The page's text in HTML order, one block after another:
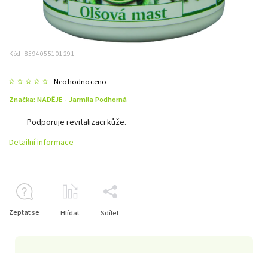
Kód: 8594055101291
Neohodnoceno
Značka: NADĚJE - Jarmila Podhorná
Podporuje revitalizaci kůže.
Detailní informace
Zeptat se Hlídat Sdílet